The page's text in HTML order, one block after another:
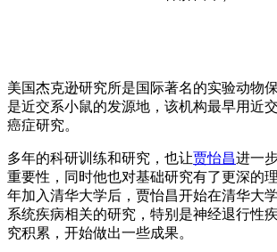
美国杰克逊研究所是国际著名的实验动物
是近交系小鼠的发源地，该机构最早用近
癌症研究。
多年的科研训练和研究，也让贾怡昌进一
重要性，同时他也对基础研究有了更深的
年加入清华大学后，贾怡昌开始在清华大
系统疾病相关的研究，特别是神经退行性
究积累，开始做出一些成果。